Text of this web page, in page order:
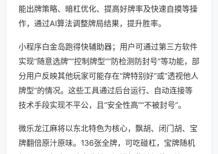
能出牌策略、暗杠优化、提高好牌率及快速自摸等操
作，通过AI算法调整牌局结果，提升胜率。
小程序白金岛跑得快辅助器；用户可通过第三方软件
实现“随意选牌”“控制牌型”“防检测防封号”等功能，部
分用户反映其他玩家可能存在“牌特别好”或“透视他人
牌型”的情况。这些工具通过后台运行、自动连接等
技术手段实现不平公，且“安全性高”“不被封号”。
微乐龙江麻将以东北特色为核心，飘胡、闭门胡、宝
牌翻倍原汁原味。136张全牌，可吃碰杠，宝牌随机